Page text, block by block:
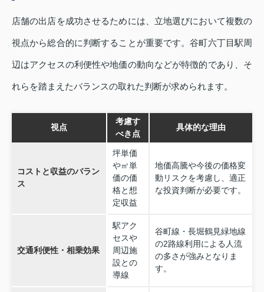
店舗の出店を成功させるためには、立地選びにおいて複数の
視点から総合的に判断することが重要です。谷町六丁目駅周
辺はアクセスの利便性や地価の動向などが特徴的であり、そ
れらを踏まえたバランスの取れた判断が求められます。
視点
考慮す
べき点
具体的な理由
コストと収益のバラン
ス
坪単価
や㎡単
価の価
格と想
定収益
地価高騰や今後の価格変
動リスクを考慮し、適正
な投資判断が必要です。
交通利便性・相乗効果
駅アク
セスや
周辺施
設との
導線
谷町線・長堀鶴見緑地線
の2路線利用による人流
の多さが強みとなりま
す。